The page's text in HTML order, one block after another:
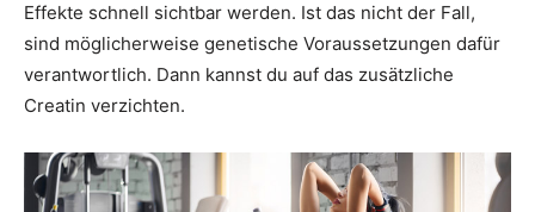
Effekte schnell sichtbar werden. Ist das nicht der Fall,
sind möglicherweise genetische Voraussetzungen dafür
verantwortlich. Dann kannst du auf das zusätzliche
Creatin verzichten.